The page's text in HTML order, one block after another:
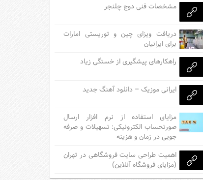
مشخصات فنی دوج چلنجر
دریافت ویزای چین و توریستی امارات
برای ایرانیان
راهکارهای پیشگیری از خستگی زیاد
ایرانی موزیک – دانلود آهنگ جدید
مزایای استفاده از نرم افزار ارسال
صورتحساب الکترونیکی: تسهیلات و صرفه
جویی در زمان و هزینه
اهمیت طراحی سایت فروشگاهی در تهران
(مزایای فروشگاه آنلاین)